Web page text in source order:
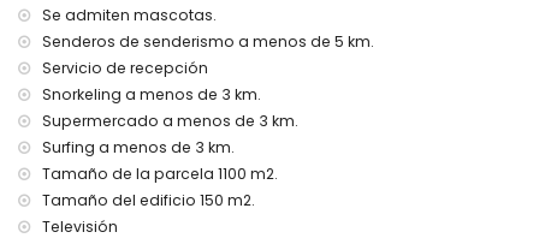
Deportes
Tenis, senderismo, ciclismo de montaña, ciclismo,
escalada, canotaje, kayak, pesca, buceo, esnórquel, surf,
windsurf y esquí acuático (a menos de 5 kilómetros de la
villa).
Golf (Club de Golf Jávea, Jávea) y equitación (a menos de
10 kilómetros de la villa).
Se admiten mascotas.
Senderos de senderismo a menos de 5 km.
Servicio de recepción
Snorkeling a menos de 3 km.
Supermercado a menos de 3 km.
Surfing a menos de 3 km.
Tamaño de la parcela 1100 m2.
Tamaño del edificio 150 m2.
Televisión